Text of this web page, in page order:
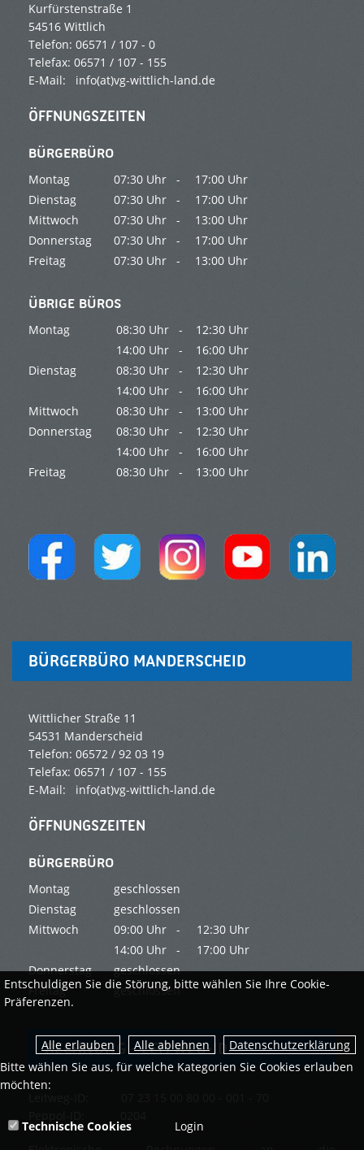
Kurfürstenstraße 1
54516 Wittlich
Telefon: 06571 / 107 - 0
Telefax: 06571 / 107 - 155
E-Mail: info(at)vg-wittlich-land.de
ÖFFNUNGSZEITEN
BÜRGERBÜRO
Montag 07:30 Uhr -
17:00 Uhr
Dienstag
07:30 Uhr -
17:00 Uhr
Mittwoch
07:30 Uhr -
13:00 Uhr
Donnerstag
07:30 Uhr -
17:00 Uhr
Freitag
07:30 Uhr - 13:00 Uhr
ÜBRIGE BÜROS
Montag 08:30 Uhr -
12:30 Uhr
14:00 Uhr -
16:00 Uhr
Dienstag
08:30 Uhr -
12:30 Uhr
14:00 Uhr -
16:00 Uhr
Mittwoch
08:30 Uhr -
13:00 Uhr
Donnerstag
08:30 Uhr -
12:30 Uhr
14:00 Uhr -
16:00 Uhr
Freitag
08:30 Uhr - 13:00 Uhr
BÜRGERBÜRO MANDERSCHEID
Wittlicher Straße 11
54531 Manderscheid
Telefon: 06572 / 92 03 19
Telefax: 06571 / 107 - 155
E-Mail: info(at)vg-wittlich-land.de
ÖFFNUNGSZEITEN
BÜRGERBÜRO
Montag
geschlossen
Dienstag
geschlossen
Mittwoch
09:00 Uhr - 12:30 Uhr
14:00 Uhr -
17:00 Uhr
Donnerstag
geschlossen
Freitag
geschlossen
RECHNUNG - LEITWEG-ID
Entschuldigen Sie die Störung, bitte wählen Sie Ihre Cookie-
Präferenzen.
Datenschutzerklärung
Bitte wählen Sie aus, für welche Kategorien Sie Cookies erlauben
möchten:
Technische Cookies Login